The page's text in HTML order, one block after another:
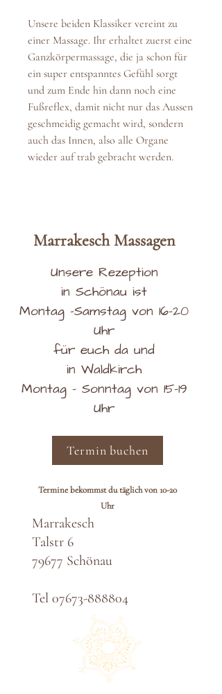
Unsere beiden Klassiker vereint zu
einer Massage. Ihr erhaltet zuerst eine
Ganzkörpermassage, die ja schon für
ein super entspanntes Gefühl sorgt
und zum Ende hin dann noch eine
Fußreflex, damit nicht nur das Aussen
geschmeidig gemacht wird, sondern
auch das Innen, also alle Organe
wieder auf trab gebracht werden.
Marrakesch Massagen
Unsere Rezeption
in Schönau ist
Montag -Samstag von 16-20
Uhr
für euch da und
in Waldkirch
Montag - Sonntag von 15-19
Uhr
Termin buchen
Termine bekommst du täglich von 10-20
Uhr
Marrakesch
Talstr 6
79677 Schönau
Tel 07673-888804